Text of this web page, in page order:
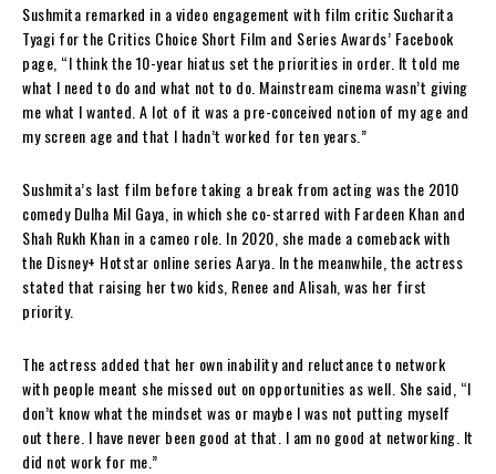
Sushmita remarked in a video engagement with film critic Sucharita
Tyagi for the Critics Choice Short Film and Series Awards’ Facebook
page, “I think the 10-year hiatus set the priorities in order. It told me
what I need to do and what not to do. Mainstream cinema wasn’t giving
me what I wanted. A lot of it was a pre-conceived notion of my age and
my screen age and that I hadn’t worked for ten years.”
Sushmita’s last film before taking a break from acting was the 2010
comedy Dulha Mil Gaya, in which she co-starred with Fardeen Khan and
Shah Rukh Khan in a cameo role. In 2020, she made a comeback with
the Disney+ Hotstar online series Aarya. In the meanwhile, the actress
stated that raising her two kids, Renee and Alisah, was her first
priority.
The actress added that her own inability and reluctance to network
with people meant she missed out on opportunities as well. She said, “I
don’t know what the mindset was or maybe I was not putting myself
out there. I have never been good at that. I am no good at networking. It
did not work for me.”